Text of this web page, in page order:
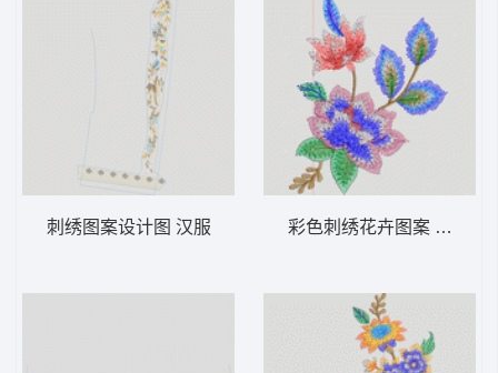
刺绣图案设计图 汉服 彩色刺绣花卉图案 汉服